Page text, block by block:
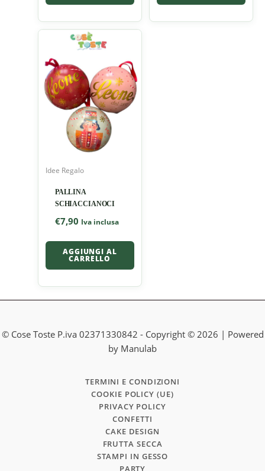
Idee Regalo
PALLINA
SCHIACCIANOCI
€7,90 Iva inclusa
AGGIUNGI AL
CARRELLO
© Cose Toste P.iva 02371330842 - Copyright © 2026 | Powered
by Manulab
TERMINI E CONDIZIONI
COOKIE POLICY (UE)
PRIVACY POLICY
CONFETTI
CAKE DESIGN
FRUTTA SECCA
STAMPI IN GESSO
PARTY